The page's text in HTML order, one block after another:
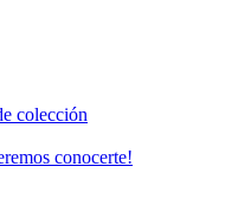
colección
conocerte!